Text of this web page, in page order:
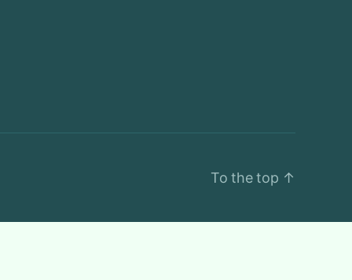
To the top ↑